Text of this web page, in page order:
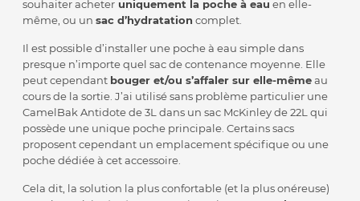
souhaiter acheter uniquement la poche à eau en elle-
même, ou unsac d’hydratation complet.
Il est possible d’installer une poche à eau simple dans
presque n’importe quel sac de contenance moyenne. Elle
peut cependant bouger et/ou s’affaler sur elle-mêmeau
cours de la sortie. J’ai utilisé sans problème particulier une
CamelBak Antidote de 3L dans un sac McKinley de 22L qui
possède une unique poche principale. Certains sacs
proposent cependant un emplacement spécifique ou une
poche dédiée à cet accessoire.
Cela dit, la solution la plus confortable (et la plus onéreuse)